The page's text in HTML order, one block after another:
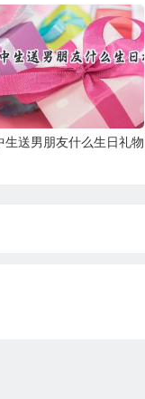
生送男朋友什么生日礼物